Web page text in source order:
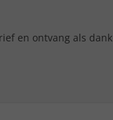
en ontvang als dank